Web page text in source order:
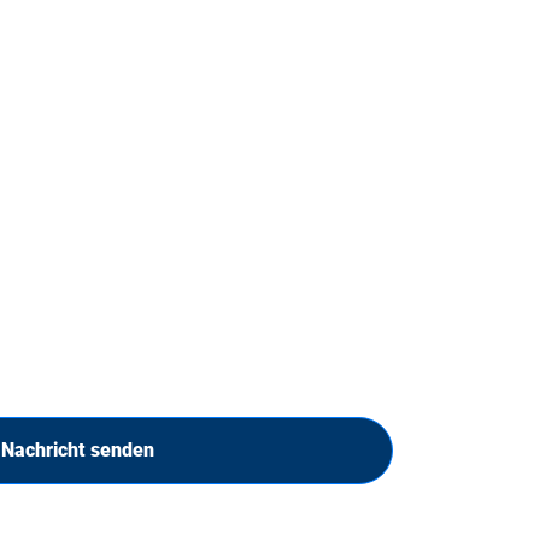
Nachricht senden